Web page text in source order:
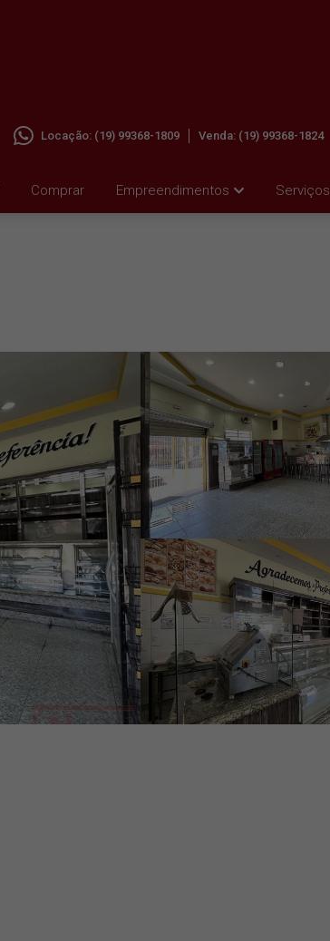
Comprar Empreendimentos Serviços
Locação: (19) 99368-1809 Venda: (19) 99368-1824